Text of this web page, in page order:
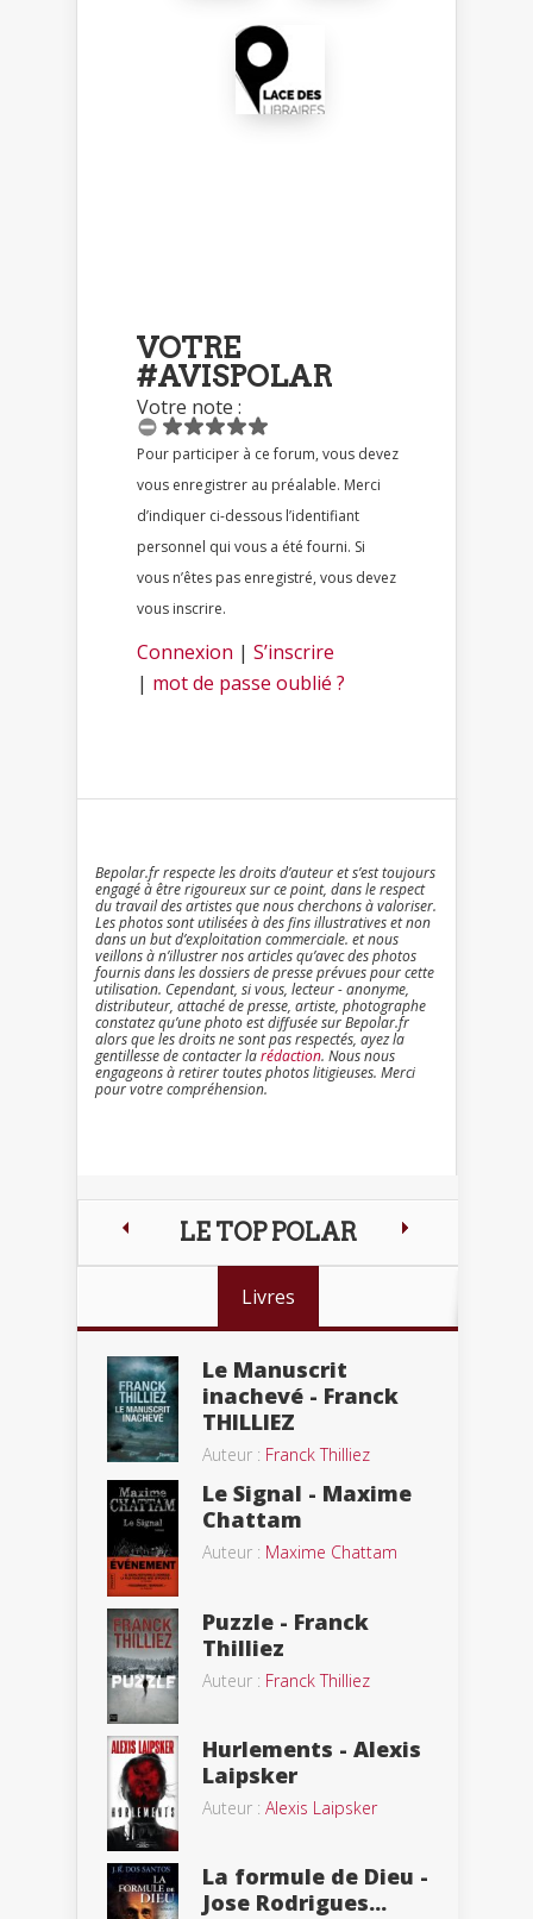
VOTRE
#AVISPOLAR
Votre note :
Pour participer à ce forum, vous devez
vous enregistrer au préalable. Merci
d’indiquer ci-dessous l’identifiant
personnel qui vous a été fourni. Si
vous n’êtes pas enregistré, vous devez
vous inscrire.
Connexion | S’inscrire
| mot de passe oublié ?
Bepolar.fr respecte les droits d’auteur et s’est toujours
engagé à être rigoureux sur ce point, dans le respect
du travail des artistes que nous cherchons à valoriser.
Les photos sont utilisées à des fins illustratives et non
dans un but d’exploitation commerciale. et nous
veillons à n’illustrer nos articles qu’avec des photos
fournis dans les dossiers de presse prévues pour cette
utilisation. Cependant, si vous, lecteur - anonyme,
distributeur, attaché de presse, artiste, photographe
constatez qu’une photo est diffusée sur Bepolar.fr
alors que les droits ne sont pas respectés, ayez la
gentillesse de contacter larédaction. Nous nous
engageons à retirer toutes photos litigieuses. Merci
pour votre compréhension.
LE TOP POLAR
Livres
Le Manuscrit
inachevé - Franck
THILLIEZ
Auteur : Franck Thilliez
Le Signal - Maxime
Chattam
Auteur : Maxime Chattam
Puzzle - Franck
Thilliez
Auteur : Franck Thilliez
Hurlements - Alexis
Laipsker
Auteur : Alexis Laipsker
La formule de Dieu -
Jose Rodrigues...